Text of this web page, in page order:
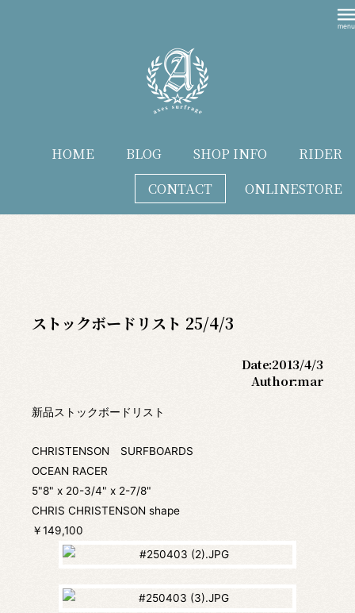
HOME BLOG SHOP INFO
RIDER
CONTACT
ONLINESTORE
ストックボードリスト 25/4/3
Date:2013/4/3
Author:mar
新品ストックボードリスト
CHRISTENSON SURFBOARDS
OCEAN RACER
5"8" x 20-3/4" x 2-7/8"
CHRIS CHRISTENSON shape
￥149,100